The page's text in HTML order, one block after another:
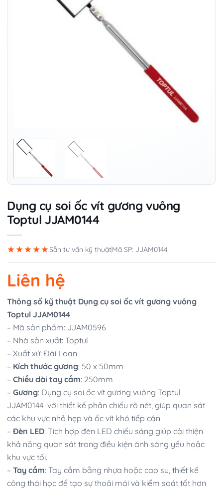
Dụng cụ soi ốc vít gương vuông
Toptul JJAM0144
★★★★★Sẵn tư vấn kỹ thuậtMã SP: JJAM0144
Liên hệ
Thông số kỹ thuật Dụng cụ soi ốc vít gương vuông
Toptul JJAM0144
– Mã sản phẩm: JJAM0596
– Nhà sản xuất: Toptul
– Xuất xứ: Đài Loan
– Kích thước gương: 50 x 50mm
– Chiều dài tay cầm: 250mm
– Gương: Dụng cụ soi ốc vít gương vuông Toptul
JJAM0144 với thiết kế phản chiếu rõ nét, giúp quan sát
các khu vực nhỏ hẹp và ốc vít khó tiếp cận.
– Đèn LED: Tích hợp đèn LED chiếu sáng giúp cải thiện
khả năng quan sát trong điều kiện ánh sáng yếu hoặc
khu vực tối.
– Tay cầm: Tay cầm bằng nhựa hoặc cao su, thiết kế
công thái học để tạo sự thoải mái và kiểm soát tốt hơn